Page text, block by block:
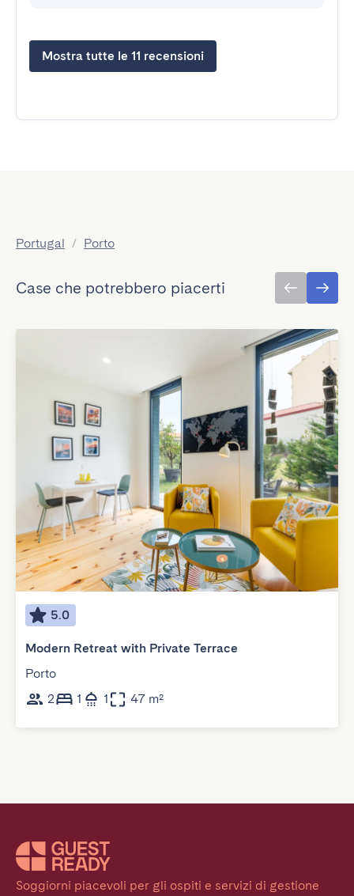
Mostra tutte le 11 recensioni
Portugal / Porto
Case che potrebbero piacerti
5.0
Modern Retreat with Private Terrace
Porto
2
1 1 47 m²
Soggiorni piacevoli per gli ospiti e servizi di gestione